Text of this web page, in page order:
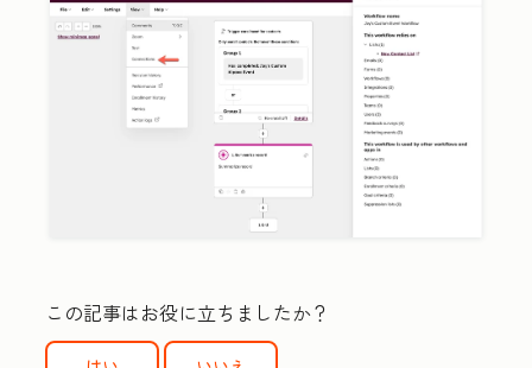
この記事はお役に立ちましたか？